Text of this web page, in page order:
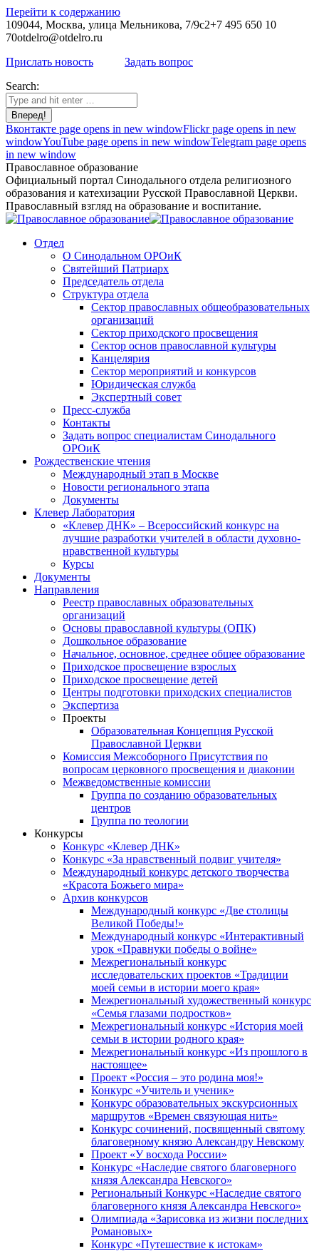
Перейти к содержанию
109044, Москва, улица Мельникова, 7/9с2+7 495 650 10
70otdelro@otdelro.ru
Прислать новость
Задать вопрос
Search:
Вконтакте page opens in new windowFlickr page opens in new
windowYouTube page opens in new windowTelegram page opens
in new window
Православное образование
Официальный портал Синодального отдела религиозного
образования и катехизации Русской Православной Церкви.
Православный взгляд на образование и воспитание.
Отдел
О Синодальном ОРОиК
Святейший Патриарх
Председатель отдела
Структура отдела
Сектор православных общеобразовательных
организаций
Сектор приходского просвещения
Сектор основ православной культуры
Канцелярия
Сектор мероприятий и конкурсов
Юридическая служба
Экспертный совет
Пресс-служба
Контакты
Задать вопрос специалистам Синодального
ОРОиК
Рождественские чтения
Международный этап в Москве
Новости регионального этапа
Документы
Клевер Лаборатория
«Клевер ДНК» – Всероссийский конкурс на
лучшие разработки учителей в области духовно-
нравственной культуры
Курсы
Документы
Направления
Реестр православных образовательных
организаций
Основы православной культуры (ОПК)
Дошкольное образование
Начальное, основное, среднее общее образование
Приходское просвещение взрослых
Приходское просвещение детей
Центры подготовки приходских специалистов
Экспертиза
Проекты
Образовательная Концепция Русской
Православной Церкви
Комиссия Межсоборного Присутствия по
вопросам церковного просвещения и диаконии
Межведомственные комиссии
Группа по созданию образовательных
центров
Группа по теологии
Конкурсы
Конкурс «Клевер ДНК»
Конкурс «За нравственный подвиг учителя»
Международный конкурс детского творчества
«Красота Божьего мира»
Архив конкурсов
Международный конкурс «Две столицы
Великой Победы!»
Международный конкурс «Интерактивный
урок «Правнуки победы о войне»
Межрегиональный конкурс
исследовательских проектов «Традиции
моей семьи в истории моего края»
Межрегиональный художественный конкурс
«Семья глазами подростков»
Межрегиональный конкурс «История моей
семьи в истории родного края»
Межрегиональный конкурс «Из прошлого в
настоящее»
Проект «Россия – это родина моя!»
Конкурс «Учитель и ученик»
Конкурс образовательных экскурсионных
маршрутов «Времен связующая нить»
Конкурс сочинений, посвященный святому
благоверному князю Александру Невскому
Проект «У восхода России»
Конкурс «Наследие святого благоверного
князя Александра Невского»
Региональный Конкурс «Наследие святого
благоверного князя Александра Невского»
Олимпиада «Зарисовка из жизни последних
Романовых»
Конкурс «Путешествие к истокам»